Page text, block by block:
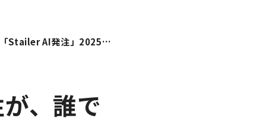
熟練ノウハウが必要だった商品発注が、誰でも簡単に完結。「Stailer AI発注」2025年7月提供開始
、誰で